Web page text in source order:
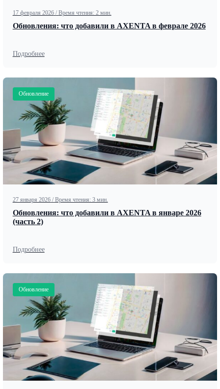
17 февраля 2026 / Время чтения: 2 мин.
Обновления: что добавили в AXENTA в феврале 2026
Подробнее
Обновление
27 января 2026 / Время чтения: 3 мин.
Обновления: что добавили в AXENTA в январе 2026
(часть 2)
Подробнее
Обновление